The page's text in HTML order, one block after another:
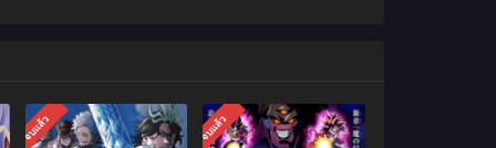
จบแล้ว จบแล้ว